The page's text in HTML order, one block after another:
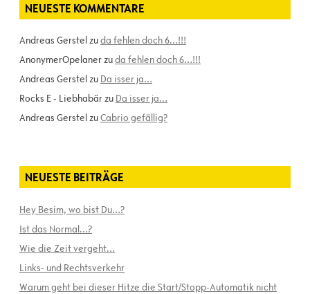
NEUESTE KOMMENTARE
Andreas Gerstel zuda fehlen doch 6…!!!
AnonymerOpelanerzuda fehlen doch 6…!!!
Andreas Gerstel zu Da isser ja…
Rocks E - Liebhabärzu Da isser ja…
Andreas Gerstel zuCabrio gefällig?
NEUESTE BEITRÄGE
Hey Besim, wo bist Du…?
Ist das Normal…?
Wie die Zeit vergeht…
Links- und Rechtsverkehr
Warum geht bei dieser Hitze die Start/Stopp-Automatik nicht